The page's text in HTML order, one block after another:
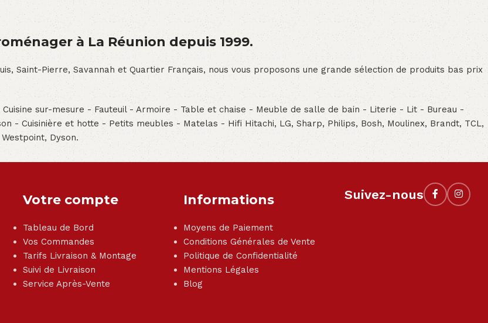
à La Réunion depuis 1999.
Saint-Pierre, Savannah et Quartier Français, nous vous proposons une grande sélection de produits bas prix
sur-mesure - Fauteuil - Armoire - Table et chaise - Meuble de salle de bain - Literie - Lit - Bureau -
- Cuisinière et hotte - Petits meubles - Matelas - Hifi Hitachi, LG, Sharp, Philips, Bosh, Moulinex, Brandt, TCL,
Dyson.
Votre compte
Tableau de Bord
Vos Commandes
Tarifs Livraison & Montage
Suivi de Livraison
Service Après-Vente
Informations
Moyens de Paiement
Conditions Générales de Vente
Politique de Confidentialité
Mentions Légales
Blog
Suivez-nous